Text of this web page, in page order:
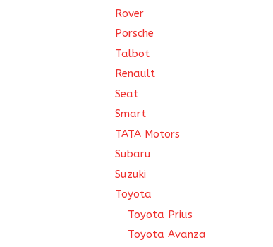
Rover
Porsche
Talbot
Renault
Seat
Smart
TATA Motors
Subaru
Suzuki
Toyota
Toyota Prius
Toyota Avanza